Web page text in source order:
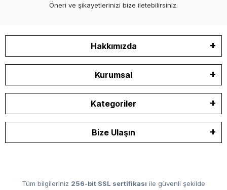
Öneri ve şikayetlerinizi bize iletebilirsiniz.
Hakkımızda
Kurumsal
Kategoriler
Bize Ulaşın
Tüm bilgileriniz 256-bit SSL sertifikası ile güvenli şekilde